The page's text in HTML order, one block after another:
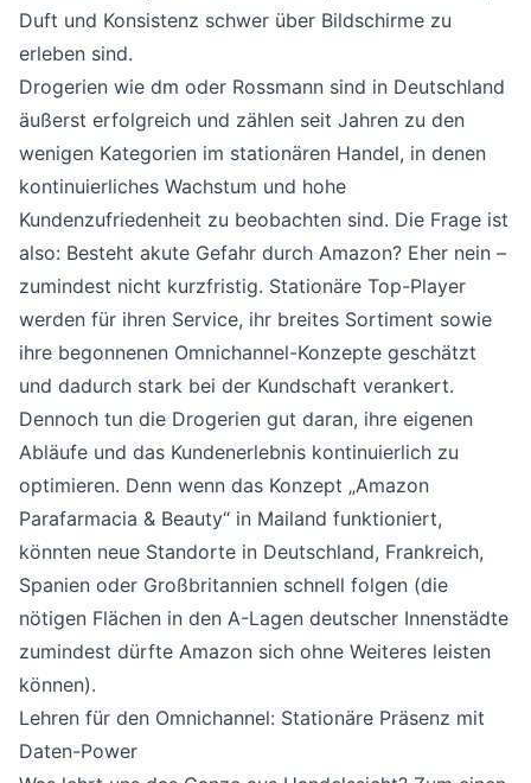
Duft und Konsistenz schwer über Bildschirme zu
erleben sind.
Drogerien wie dm oder Rossmann sind in Deutschland
äußerst erfolgreich und zählen seit Jahren zu den
wenigen Kategorien im stationären Handel, in denen
kontinuierliches Wachstum und hohe
Kundenzufriedenheit zu beobachten sind. Die Frage ist
also: Besteht akute Gefahr durch Amazon? Eher nein –
zumindest nicht kurzfristig. Stationäre Top-Player
werden für ihren Service, ihr breites Sortiment sowie
ihre begonnenen Omnichannel-Konzepte geschätzt
und dadurch stark bei der Kundschaft verankert.
Dennoch tun die Drogerien gut daran, ihre eigenen
Abläufe und das Kundenerlebnis kontinuierlich zu
optimieren. Denn wenn das Konzept „Amazon
Parafarmacia & Beauty“ in Mailand funktioniert,
könnten neue Standorte in Deutschland, Frankreich,
Spanien oder Großbritannien schnell folgen (die
nötigen Flächen in den A-Lagen deutscher Innenstädte
zumindest dürfte Amazon sich ohne Weiteres leisten
können).
Lehren für den Omnichannel: Stationäre Präsenz mit
Daten-Power